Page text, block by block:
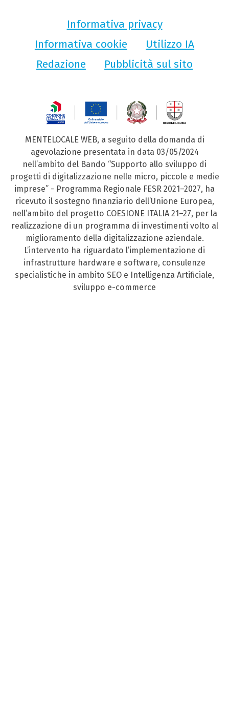
Informativa privacy
Informativa cookie
Utilizzo IA
Redazione
Pubblicità sul sito
MENTELOCALE WEB, a seguito della domanda di
agevolazione presentata in data 03/05/2024
nell’ambito del Bando “Supporto allo sviluppo di
progetti di digitalizzazione nelle micro, piccole e medie
imprese” - Programma Regionale FESR 2021–2027, ha
ricevuto il sostegno finanziario dell’Unione Europea,
nell’ambito del progetto COESIONE ITALIA 21–27, per la
realizzazione di un programma di investimenti volto al
miglioramento della digitalizzazione aziendale.
L’intervento ha riguardato l’implementazione di
infrastrutture hardware e software, consulenze
specialistiche in ambito SEO e Intelligenza Artificiale,
sviluppo e-commerce